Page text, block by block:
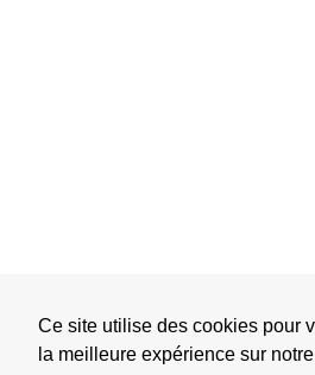
Ce site utilise des cookies pour
la meilleure expérience sur